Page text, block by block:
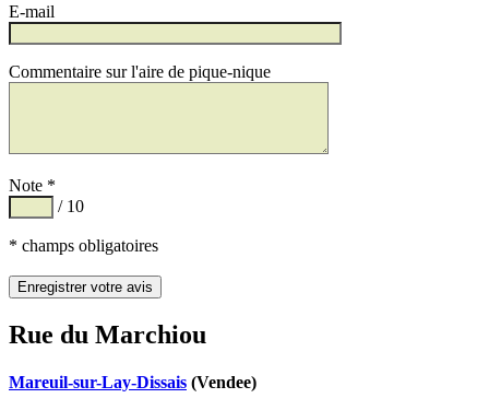
E-mail
Commentaire sur l'aire de pique-nique
Note *
/ 10
* champs obligatoires
Rue du Marchiou
Mareuil-sur-Lay-Dissais (Vendee)